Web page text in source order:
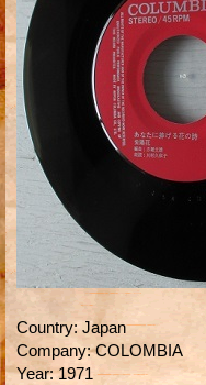
Country: Japan
Company: COLOMBIA
Year: 1971